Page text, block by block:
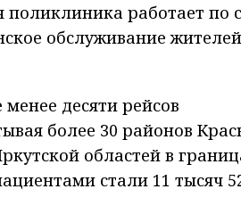
работает по
обслуживание
десяти рейсов
более 30 районов
областей в
стали 11 тысяч